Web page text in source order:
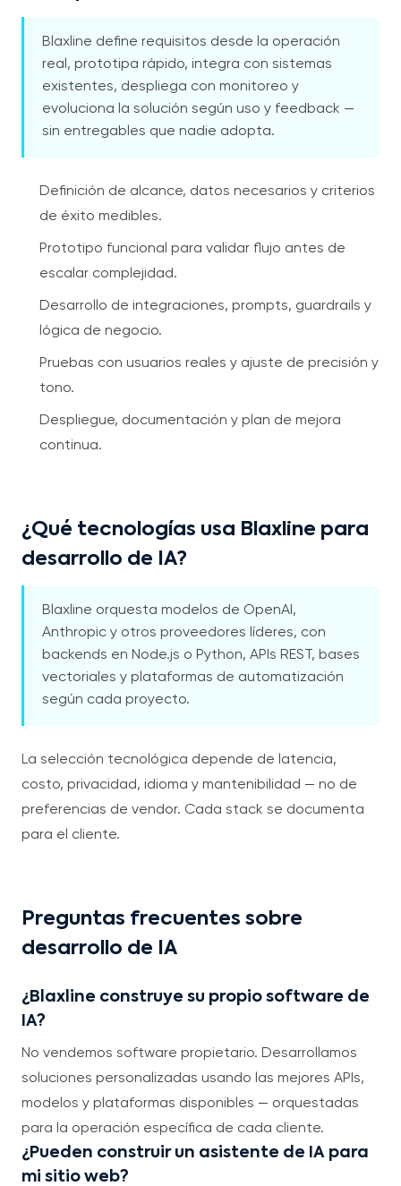
Blaxline define requisitos desde la operación
real, prototipa rápido, integra con sistemas
existentes, despliega con monitoreo y
evoluciona la solución según uso y feedback —
sin entregables que nadie adopta.
Definición de alcance, datos necesarios y criterios
de éxito medibles.
Prototipo funcional para validar flujo antes de
escalar complejidad.
Desarrollo de integraciones, prompts, guardrails y
lógica de negocio.
Pruebas con usuarios reales y ajuste de precisión y
tono.
Despliegue, documentación y plan de mejora
continua.
¿Qué tecnologías usa Blaxline para
desarrollo de IA?
Blaxline orquesta modelos de OpenAI,
Anthropic y otros proveedores líderes, con
backends en Node.js o Python, APIs REST, bases
vectoriales y plataformas de automatización
según cada proyecto.
La selección tecnológica depende de latencia,
costo, privacidad, idioma y mantenibilidad — no de
preferencias de vendor. Cada stack se documenta
para el cliente.
Preguntas frecuentes sobre
desarrollo de IA
¿Blaxline construye su propio software de
IA?
No vendemos software propietario. Desarrollamos
soluciones personalizadas usando las mejores APIs,
modelos y plataformas disponibles — orquestadas
para la operación específica de cada cliente.
¿Pueden construir un asistente de IA para
mi sitio web?